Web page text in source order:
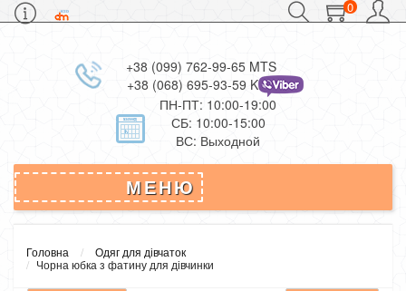
0
+38 (099) 762-99-65 MTS
+38 (068) 695-93-59 Kievstar
ПН-ПТ: 10:00-19:00
СБ: 10:00-15:00
ВС: Выходной
МЕНЮ
Головна
Одяг для дівчаток
Чорна юбка з фатину для дівчинки